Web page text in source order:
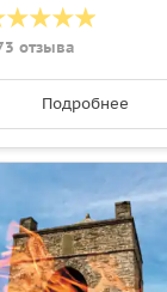
отзыва
Подробнее